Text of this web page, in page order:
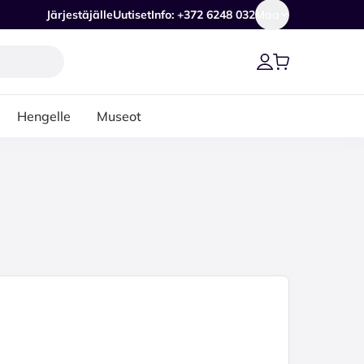
JärjestäjälleUutisetInfo: +372 6248 032Maa
Hengelle Museot